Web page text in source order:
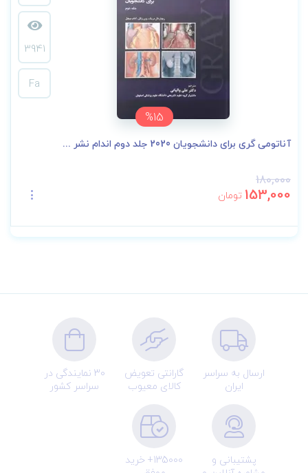
%15
3941
Fa
آناتومی گری برای دانشجویان 2020 جلد دوم اندام نشر ...
180,000
153,000 تومان
ارسال به سراسر
ایران
گارانتی تعویض
کالای معیوب
30 نمایندگی در
سراسر کشور
پشتیبانی و 135000+ خرید